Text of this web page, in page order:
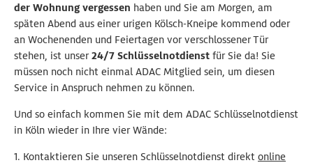
der Wohnung vergessen haben und Sie am Morgen, am
späten Abend aus einer urigen Kölsch-Kneipe kommend oder
an Wochenenden und Feiertagen vor verschlossener Tür
stehen, ist unser24/7 Schlüsselnotdienst für Sie da! Sie
müssen noch nicht einmal ADAC Mitglied sein, um diesen
Service in Anspruch nehmen zu können.
Und so einfach kommen Sie mit dem ADAC Schlüsselnotdienst
in Köln wieder in Ihre vier Wände:
1. Kontaktieren Sie unseren Schlüsselnotdienst direkt online